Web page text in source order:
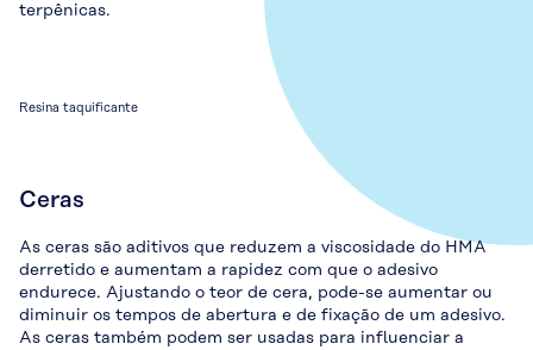
terpênicas.
Resina taquificante
Ceras
As ceras são aditivos que reduzem a viscosidade do HMA
derretido e aumentam a rapidez com que o adesivo
endurece. Ajustando o teor de cera, pode-se aumentar ou
diminuir os tempos de abertura e de fixação de um adesivo.
As ceras também podem ser usadas para influenciar a